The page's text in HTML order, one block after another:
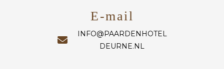
E-mail
INFO@PAARDENHOTEL
DEURNE.NL